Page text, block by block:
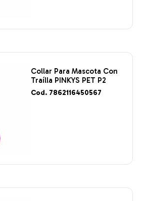
Collar Para Mascota Con
Traílla PINKYS PET P2
Cod. 7862116450567